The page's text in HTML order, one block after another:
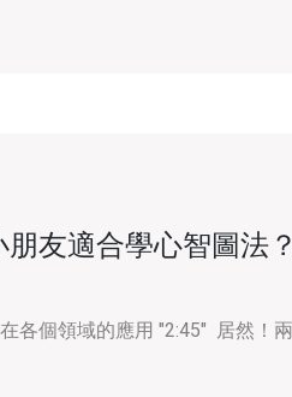
朋友適合學心智圖法
各個領域的應用 "2:45" 居然！